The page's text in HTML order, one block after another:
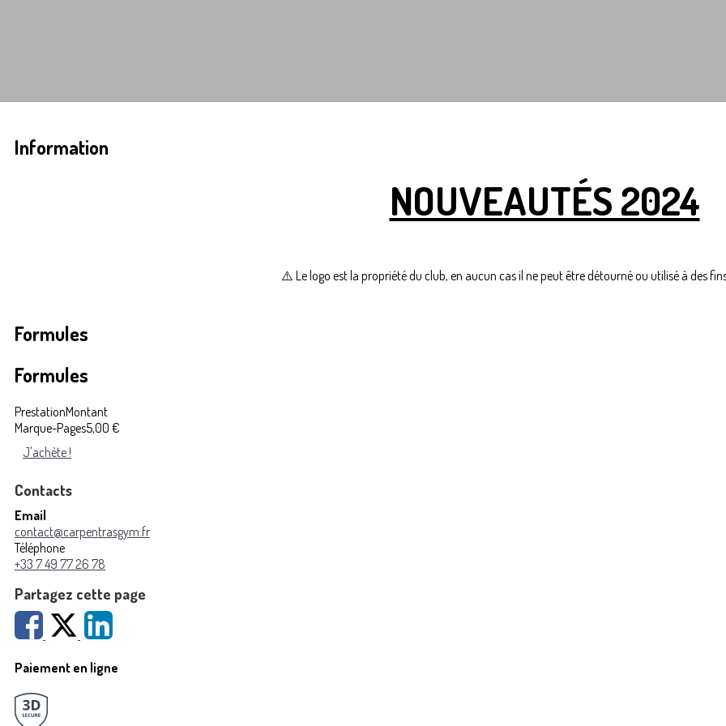
Information
NOUVEAUTÉS 2024
⚠️ Le logo est la propriété du club, en aucun cas il ne peut être détourné ou utilisé à des
Formules
Formules
PrestationMontant
Marque-Pages5,00 €
J'achète !
Contacts
Email
contact@carpentrasgym.fr
Téléphone
+33 7 49 77 26 78
Partagez cette page
Paiement en ligne